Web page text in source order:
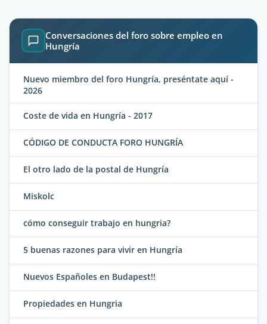
Conversaciones del foro sobre empleo en
Hungría
Nuevo miembro del foro Hungría, preséntate aquí -
2026
Coste de vida en Hungría - 2017
CÓDIGO DE CONDUCTA FORO HUNGRÍA
El otro lado de la postal de Hungría
Miskolc
cómo conseguir trabajo en hungria?
5 buenas razones para vivir en Hungría
Nuevos Españoles en Budapest!!
Propiedades en Hungria